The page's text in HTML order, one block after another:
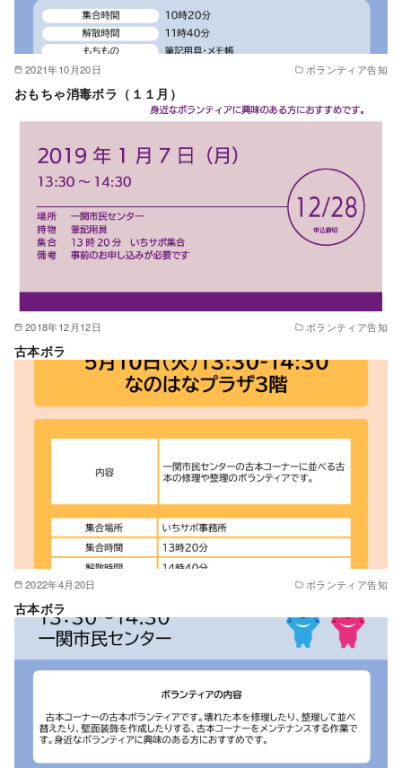
2021年10月20日 ボランティア告知
おもちゃ消毒ボラ（１１月）
2018年12月12日 ボランティア告知
古本ボラ
2022年4月20日 ボランティア告知
古本ボラ